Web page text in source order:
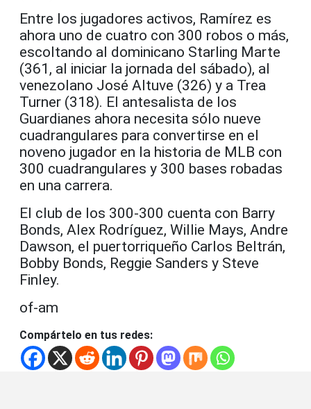
Entre los jugadores activos, Ramírez es
ahora uno de cuatro con 300 robos o más,
escoltando al dominicano Starling Marte
(361, al iniciar la jornada del sábado), al
venezolano José Altuve (326) y a Trea
Turner (318). El antesalista de los
Guardianes ahora necesita sólo nueve
cuadrangulares para convertirse en el
noveno jugador en la historia de MLB con
300 cuadrangulares y 300 bases robadas
en una carrera.
El club de los 300-300 cuenta con Barry
Bonds, Alex Rodríguez, Willie Mays, Andre
Dawson, el puertorriqueño Carlos Beltrán,
Bobby Bonds, Reggie Sanders y Steve
Finley.
of-am
Compártelo en tus redes: